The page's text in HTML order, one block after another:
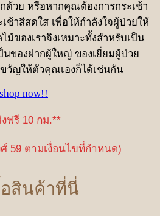
วย หรือหากคุณต้องการกระเช้า
ช้าสีสดใส เพื่อให้กำลังใจผู้ป่วยให้
ม้ของเราจึงเหมาะทั้งสำหรับเป็น
ของฝากผู้ใหญ่ ของเยี่ยมผู้ป่วย
วัญให้ตัวคุณเองก็ได้เช่นกัน
shop now!!
ฟรี 10 กม.**
59 ตามเงื่อนไขที่กำหนด)
สินค้าที่นี่